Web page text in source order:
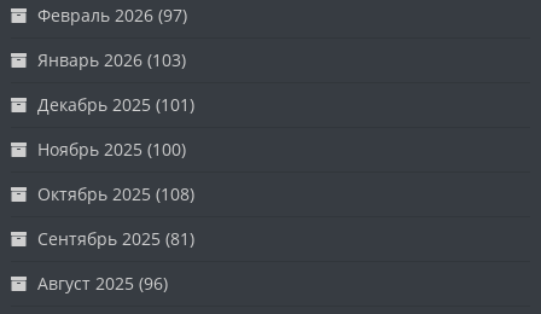
Февраль 2026 (97)
Январь 2026 (103)
Декабрь 2025 (101)
Ноябрь 2025 (100)
Октябрь 2025 (108)
Сентябрь 2025 (81)
Август 2025 (96)